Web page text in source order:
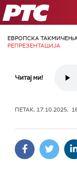
РТС
ЕВРОПСКА
РЕПРЕЗЕНТАЦИЈА
Читај ми!
ПЕТАК, 17.10.2025,